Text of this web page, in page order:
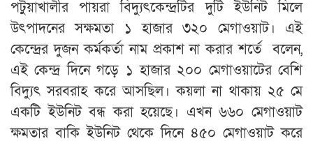
পটুয়াখালীর পায়রা বিদ্যুৎকেন্দ্রটির দুটি ইউনিট মিলে
উৎপাদনের সক্ষমতা ১ হাজার ৩২০ মেগাওয়াট। এই
কেন্দ্রের দুজন কর্মকর্তা নাম প্রকাশ না করার শর্তে বলেন,
এই কেন্দ্র দিনে গড়ে ১ হাজার ২০০ মেগাওয়াটের বেশি
বিদ্যুৎ সরবরাহ করে আসছিল। কয়লা না থাকায় ২৫ মে
একটি ইউনিট বন্ধ করা হয়েছে। এখন ৬৬০ মেগাওয়াট
ক্ষমতার বাকি ইউনিট থেকে দিনে ৪৫০ মেগাওয়াট করে